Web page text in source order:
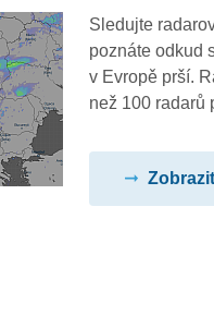
Sledujte
poznáte odkud
v Evropě prší.
než 100 radarů